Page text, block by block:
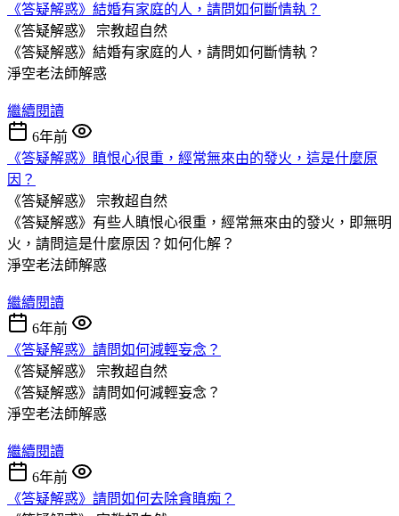
《答疑解惑》結婚有家庭的人，請問如何斷情執？
《答疑解惑》 宗教超自然
《答疑解惑》結婚有家庭的人，請問如何斷情執？
淨空老法師解惑
繼續閱讀
6年前
《答疑解惑》瞋恨心很重，經常無來由的發火，這是什麼原
因？
《答疑解惑》 宗教超自然
《答疑解惑》有些人瞋恨心很重，經常無來由的發火，即無明
火，請問這是什麼原因？如何化解？
淨空老法師解惑
繼續閱讀
6年前
《答疑解惑》請問如何減輕妄念？
《答疑解惑》 宗教超自然
《答疑解惑》請問如何減輕妄念？
淨空老法師解惑
繼續閱讀
6年前
《答疑解惑》請問如何去除貪瞋痴？